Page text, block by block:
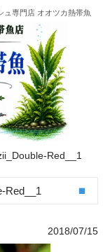
ュ専門店 オオツカ熱帯魚
Red__1
Red__1
2018/07/15